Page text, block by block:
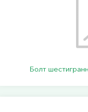
Болт